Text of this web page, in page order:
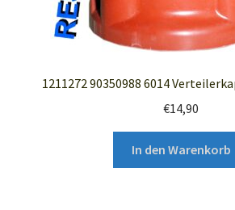
1211272 90350988 6014
€14,90
In den Warenkorb